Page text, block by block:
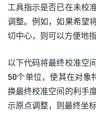
工具指示是否已在未校
调整。例如，如果希望
切中心，则可以方便地
以下代码将最终校准空
50个单位，使其在对象
换最终校准空间的利手
示原点调整，则最终坐